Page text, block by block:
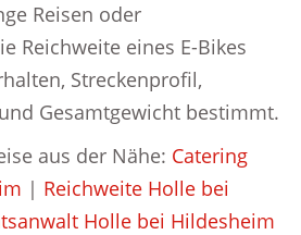
Reisen oder
Reichweite eines E-Bikes
Streckenprofil,
Gesamtgewicht bestimmt.
aus der Nähe: Catering
| Reichweite Holle bei
Holle bei Hildesheim